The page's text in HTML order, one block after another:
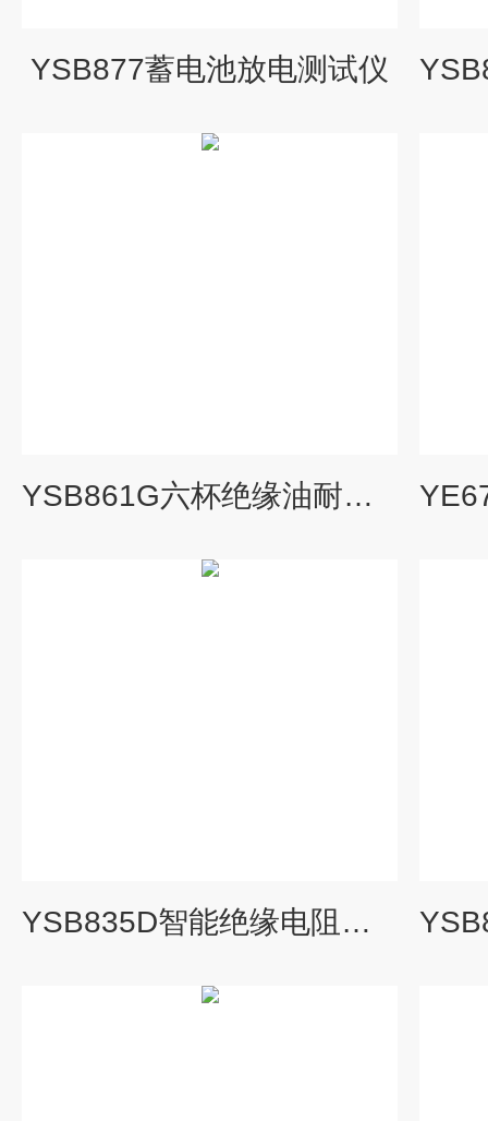
YSB877蓄电池放电测试仪
YSB861G六杯绝缘油耐压测试仪
YSB835D智能绝缘电阻测试仪